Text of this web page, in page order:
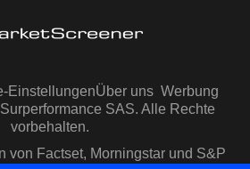
EinstellungenÜber uns Werbung
SAS. Alle Rechte
vorbehalten.
von Factset, Morningstar und S&P